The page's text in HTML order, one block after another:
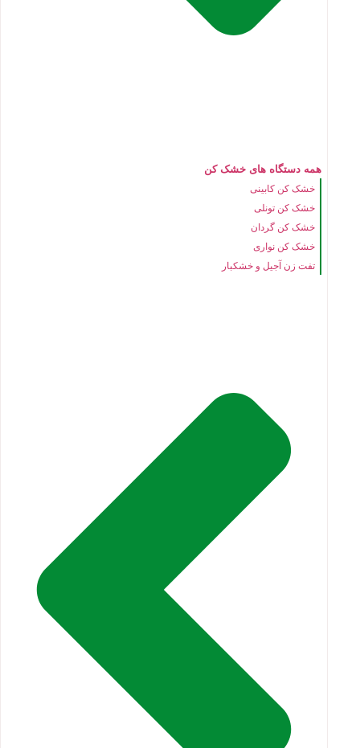
همه دستگاه های خشک کن
خشک کن کابینی
خشک کن تونلی
خشک کن گردان
خشک کن نواری
تفت زن آجیل و خشکبار